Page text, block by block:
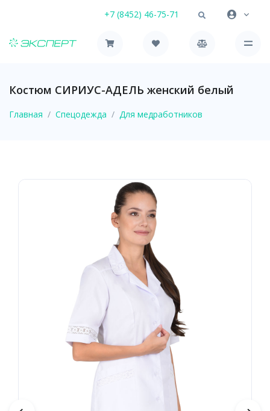
+7 (8452) 46-75-71
Костюм СИРИУС-АДЕЛЬ женский белый
Главная Спецодежда Для медработников